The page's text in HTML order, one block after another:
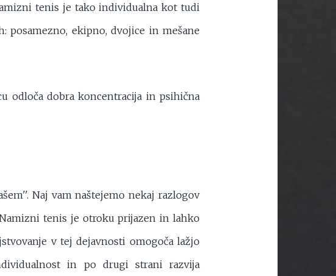
tenis je tako individualna kot tudi
posamezno, ekipno, dvojice in mešane
odloča dobra koncentracija in psihična
Naj vam naštejemo nekaj razlogov
tenis je otroku prijazen in lahko
v tej dejavnosti omogoča lažjo
in po drugi strani razvija